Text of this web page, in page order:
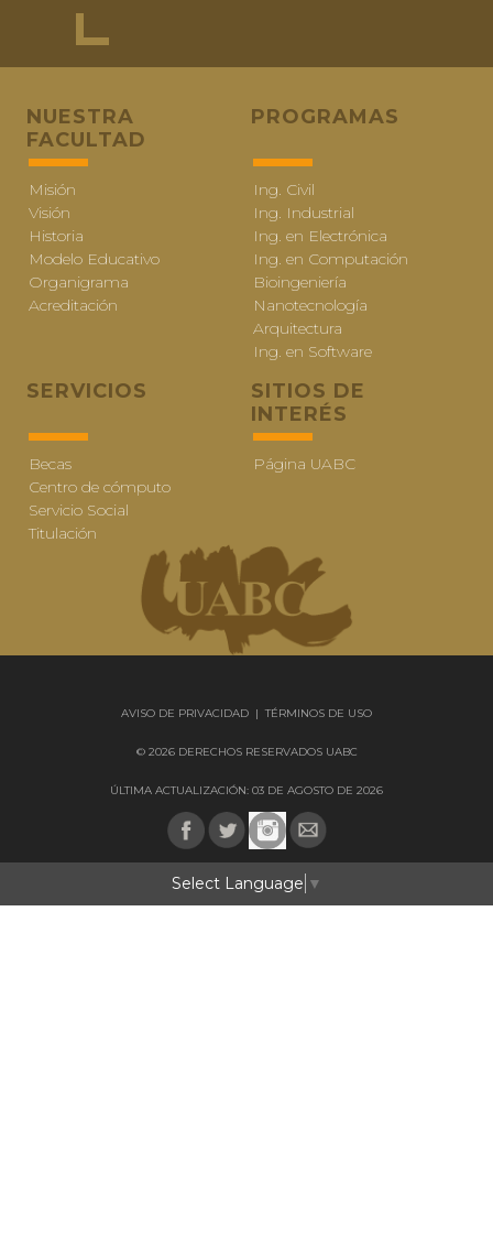
NUESTRA
FACULTAD
Misión
Visión
Historia
Modelo Educativo
Organigrama
Acreditación
PROGRAMAS
Ing. Civil
Ing. Industrial
Ing. en Electrónica
Ing. en Computación
Bioingeniería
Nanotecnología
Arquitectura
Ing. en Software
SERVICIOS
Becas
Centro de cómputo
Servicio Social
Titulación
SITIOS DE
INTERÉS
Página UABC
AVISO DE PRIVACIDAD | TÉRMINOS DE USO
© 2026 DERECHOS RESERVADOS UABC
ÚLTIMA ACTUALIZACIÓN: 03 DE AGOSTO DE 2026
Select Language ▼